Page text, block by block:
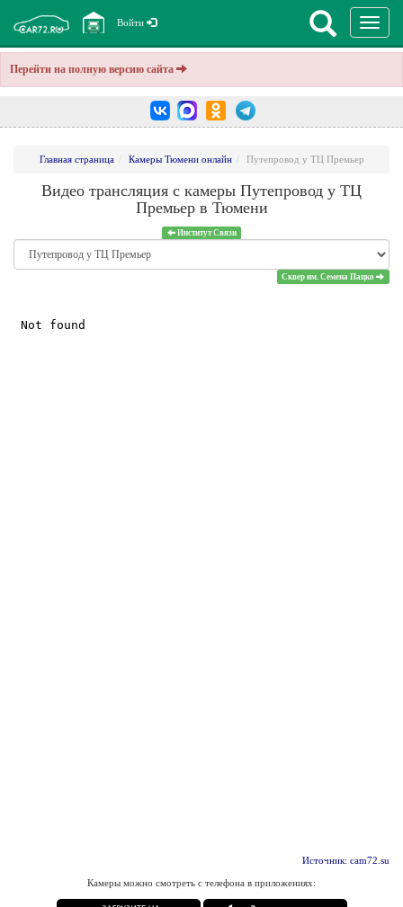
Перейти на полную версию сайта
Войти
Главная страница Камеры Тюмени онлайн Путепровод у ТЦ Премьер
Видео трансляция с камеры Путепровод у ТЦ
Премьер в Тюмени
Институт Связи
Сквер им. Семена Пацко
Источник: cam72.su
Камеры можно смотреть с телефона в приложениях: